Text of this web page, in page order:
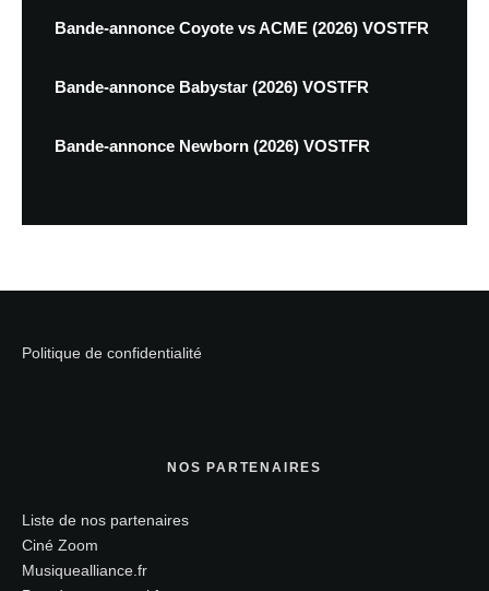
Bande-annonce Coyote vs ACME (2026) VOSTFR
Bande-annonce Babystar (2026) VOSTFR
Bande-annonce Newborn (2026) VOSTFR
Politique de confidentialité
NOS PARTENAIRES
Liste de nos partenaires
Ciné Zoom
Musiquealliance.fr